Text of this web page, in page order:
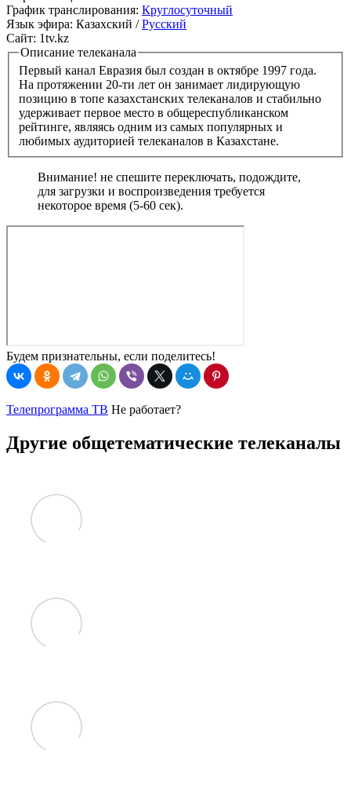
График транслирования: Круглосуточный
Язык эфира: Казахский /Русский
Сайт: 1tv.kz
Описание телеканала
Первый канал Евразия был создан в октябре 1997 года.
На протяжении 20-ти лет он занимает лидирующую
позицию в топе казахстанских телеканалов и стабильно
удерживает первое место в общереспубликанском
рейтинге, являясь одним из самых популярных и
любимых аудиторией телеканалов в Казахстане.
Внимание! не спешите переключать, подождите,
для загрузки и воспроизведения требуется
некоторое время (5-60 сек).
Будем признательны, если поделитесь!
Телепрограмма ТВ Не работает?
Другие общетематические телеканалы